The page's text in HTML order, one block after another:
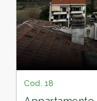
La soluzione
opportunità sia
persona o
investimento,
presenza di
Cod. 18